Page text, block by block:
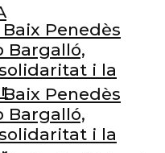
Penedès
Bargalló,
i la
Penedès
Bargalló,
i la